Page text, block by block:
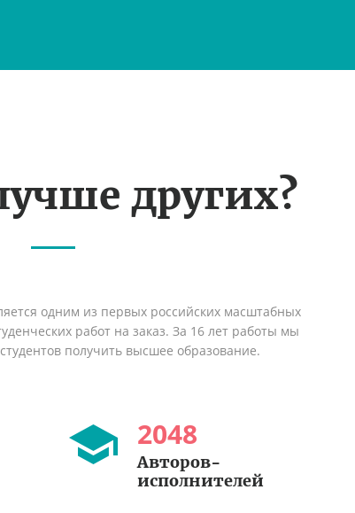
других?
одним из первых российских масштабных
работ на заказ. За 16 лет работы мы
получить высшее образование.
2048
Авторов-
исполнителей